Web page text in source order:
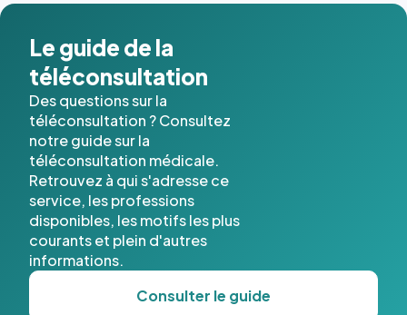
Le guide de la
téléconsultation
Des questions sur la
téléconsultation ? Consultez
notre guide sur la
téléconsultation médicale.
Retrouvez à qui s'adresse ce
service, les professions
disponibles, les motifs les plus
courants et plein d'autres
informations.
Consulter le guide